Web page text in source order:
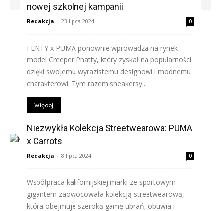
nowej szkolnej kampanii
Redakcja - 23 lipca 2024 0
FENTY x PUMA ponownie wprowadza na rynek
model Creeper Phatty, który zyskał na popularności
dzięki swojemu wyrazistemu designowi i modnemu
charakterowi. Tym razem sneakersy...
Więcej
Niezwykła Kolekcja Streetwearowa: PUMA
x Carrots
Redakcja - 8 lipca 2024 0
Współpraca kalifornijskiej marki ze sportowym
gigantem zaowocowała kolekcją streetwearową,
która obejmuje szeroką gamę ubrań, obuwia i